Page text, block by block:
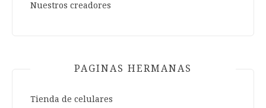
Nuestros creadores
PAGINAS HERMANAS
Tienda de celulares